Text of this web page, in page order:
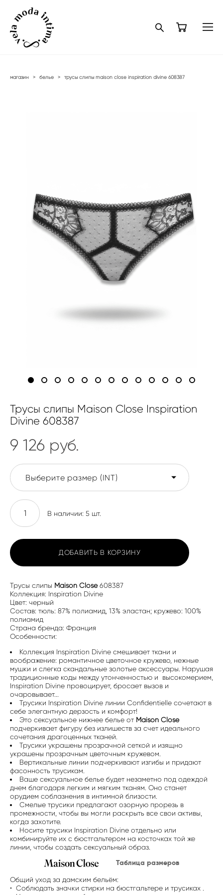
магазин > белье > трусы слипы maison close inspiration divine 608387
Трусы слипы Maison Close Inspiration
Divine 608387
9 126 pуб.
Выберите размер (INT)
В наличии: 5 шт.
ДОБАВИТЬ В КОРЗИНУ
Трусы слипы Maison Close608387
Коллекция: Inspiration Divine
Цвет: черный
Состав: тюль: 87% полиамид, 13% эластан; кружево: 100%
полиамид
Страна бренда: Франция
Особенности:
Коллекция Inspiration Divine смешивает ткани и
воображение: романтичное цветочное кружево, нежные
мушки и слегка скандальные золотые аксессуары. Нарушая
традиционные коды между утонченностью и высокомерием,
Inspiration Divine провоцирует, бросает вызов и
очаровывает...
Трусики Inspiration Divine линии Confidentielle сочетают в
себе элегантную дерзость и комфорт!
Это сексуальное нижнее белье от Maison Close
подчеркивает фигуру без излишеств за счет идеального
сочетания драгоценных тканей.
Трусики украшены прозрачной сеткой и изящно
украшены прозрачным цветочным кружевом.
Вертикальные линии подчеркивают изгибы и придают
фасонность трусикам.
Ваше сексуальное белье будет незаметно под одеждой
днем благодаря легким и мягким тканям. Оно станет
орудием соблазнения в интимной близости.
Смелые трусики предлагают озорную прорезь в
промежности, чтобы вы могли раскрыть все свои активы,
когда захотите.
Носите трусики Inspiration Divine отдельно или
комбинируйте их с бюстгальтером на косточках той же
линии, чтобы создать сексуальный образ.
Таблица размеров
Общий уход за дамским бельём:
• Соблюдать значки стирки на бюстгальтере и трусиках .